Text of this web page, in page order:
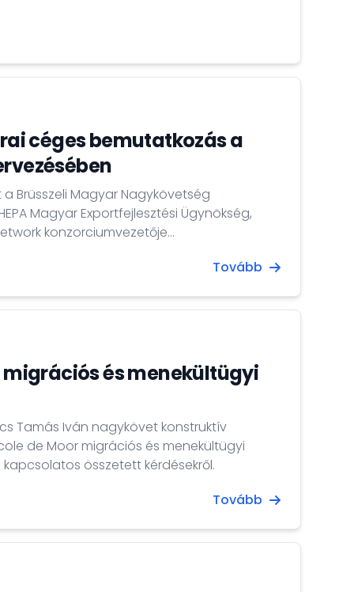
céges bemutatkozás a
Brüsszeli Magyar Nagykövetség
Magyar Exportfejlesztési Ügynökség,
konzorciumvezetője
került sor a brüsszeli Magyarország
és Bősze Dorottya külgazdasági attasé
Tovább
és menekültügyi
Tamás Iván nagykövet konstruktív
de Moor migrációs és menekültügyi
összetett kérdésekről.
Tovább